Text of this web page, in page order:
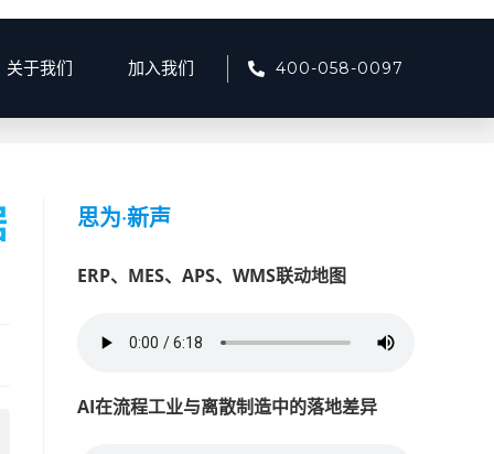
关于我们 加入我们 400-058-0097
讯 > 预测性维护驱动的数据采集策略：设备全生命周期数据管理
思为·新声
ERP、MES、APS、WMS联动地图
AI在流程工业与离散制造中的落地差异